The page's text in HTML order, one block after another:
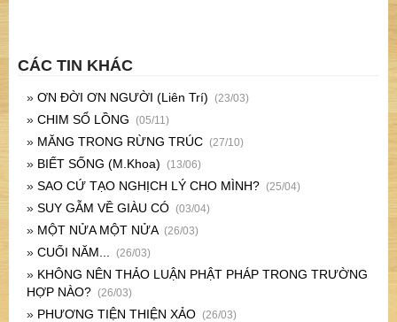
CÁC TIN KHÁC
» ƠN ĐỜI ƠN NGƯỜI (Liên Trí) (23/03)
» CHIM SỔ LỒNG (05/11)
» MĂNG TRONG RỪNG TRÚC (27/10)
» BIẾT SỐNG (M.Khoa) (13/06)
» SAO CỨ TẠO NGHỊCH LÝ CHO MÌNH? (25/04)
» SUY GẪM VỀ GIÀU CÓ (03/04)
» MỘT NỬA MỘT NỬA (26/03)
» CUỐI NĂM... (26/03)
» KHÔNG NÊN THẢO LUẬN PHẬT PHÁP TRONG TRƯỜNG
HỢP NÀO? (26/03)
» PHƯƠNG TIỆN THIỆN XẢO (26/03)